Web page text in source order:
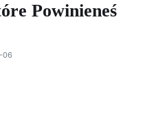
Powinieneś
06